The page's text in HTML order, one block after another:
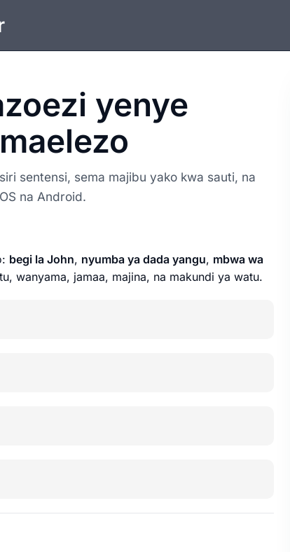
yenye
sentensi, sema majibu yako kwa sauti, na
na Android.
begi la John, nyumba ya dada yangu, mbwa wa
wanyama, jamaa, majina, na makundi ya watu.